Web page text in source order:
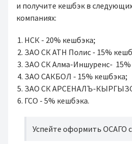
и получите кешбэк в
компаниях:
НСК - 20% кешбэка;
ЗАО СК АТН Полис - 15%
ЗАО СК Алма-Иншуренс- 15%
ЗАО САКБОЛ - 15% кешбэка;
ЗАО СК АРСЕНАЛЪ-
ГСО - 5% кешбэка.
Успейте оформить ОСАГО